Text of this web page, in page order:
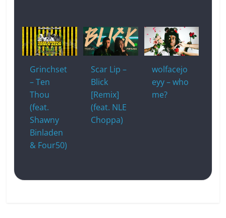
Grinchset
– Ten
Thou
(feat.
Shawny
Binladen
& Four50)
Scar Lip –
Blick
[Remix]
(feat. NLE
Choppa)
wolfacejo
eyy – who
me?